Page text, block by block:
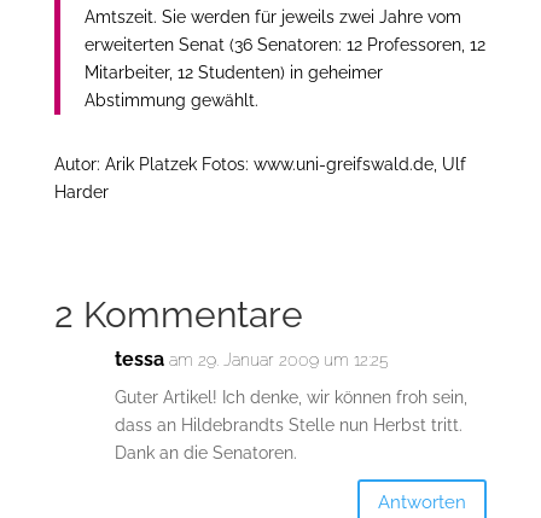
Amtszeit. Sie werden für jeweils zwei Jahre vom
erweiterten Senat (36 Senatoren: 12 Professoren, 12
Mitarbeiter, 12 Studenten) in geheimer
Abstimmung gewählt.
Autor: Arik Platzek Fotos: www.uni-greifswald.de, Ulf
Harder
2 Kommentare
tessa am 29. Januar 2009 um 12:25
Guter Artikel! Ich denke, wir können froh sein,
dass an Hildebrandts Stelle nun Herbst tritt.
Dank an die Senatoren.
Antworten